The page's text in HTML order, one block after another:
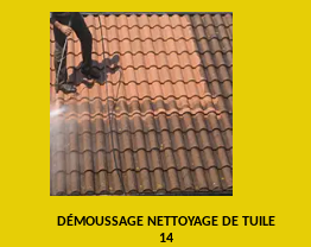
DÉMOUSSAGE NETTOYAGE DE TUILE
14